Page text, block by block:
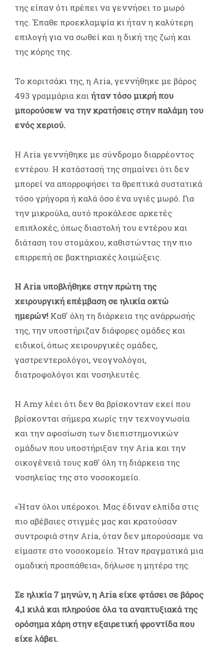
της είπαν ότι πρέπει να γεννήσει το μωρό
της. Έπαθε προεκλαμψία κι ήταν η καλύτερη
επιλογή για να σωθεί και η δική της ζωή και
της κόρης της.
Το κοριτσάκι της, η Aria, γεννήθηκε με βάρος
493 γραμμάρια καιήταν τόσο μικρή που
μπορούσεw να την κρατήσεις στην παλάμη του
ενός χεριού.
Η Aria γεννήθηκε με σύνδρομο διαρρέοντος
εντέρου. Η κατάστασή της σημαίνει ότι δεν
μπορεί να απορροφήσει τα θρεπτικά συστατικά
τόσο γρήγορα ή καλά όσο ένα υγιές μωρό. Για
την μικρούλα, αυτό προκάλεσε αρκετές
επιπλοκές, όπως διαστολή του εντέρου και
διάταση του στομάχου, καθιστώντας την πιο
επιρρεπή σε βακτηριακές λοιμώξεις.
Η Aria υποβλήθηκε στην πρώτη της
χειρουργική επέμβαση σε ηλικία οκτώ
ημερών! Καθ' όλη τη διάρκεια της ανάρρωσής
της, την υποστήριζαν διάφορες ομάδες και
ειδικοί, όπως χειρουργικές ομάδες,
γαστρεντερολόγοι, νεογνολόγοι,
διατροφολόγοι και νοσηλευτές.
Η Amy λέει ότι δεν θα βρίσκονταν εκεί που
βρίσκονται σήμερα χωρίς την τεχνογνωσία
και την αφοσίωση των διεπιστημονικών
ομάδων που υποστήριξαν την Aria και την
οικογένειά τους καθ' όλη τη διάρκεια της
νοσηλείας της στο νοσοκομείο.
«Ήταν όλοι υπέροχοι. Μας έδιναν ελπίδα στις
πιο αβέβαιες στιγμές μας και κρατούσαν
συντροφιά στην Aria, όταν δεν μπορούσαμε να
είμαστε στο νοσοκομείο. Ήταν πραγματικά μια
ομαδική προσπάθεια», δήλωσε η μητέρα της.
Σε ηλικία 7 μηνών, η Aria είχε φτάσει σε βάρος
4,1 κιλά και πληρούσε όλα τα αναπτυξιακά της
ορόσημα χάρη στην εξαιρετική φροντίδα που
είχε λάβει.